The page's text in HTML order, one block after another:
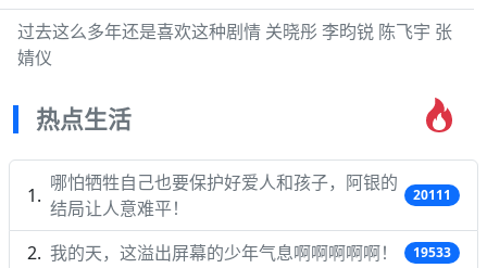
过去这么多年还是喜欢这种剧情 关晓彤 李昀锐 陈飞宇 张
婧仪
热点生活
哪怕牺牲自己也要保护好爱人和孩子，阿银的
结局让人意难平！
20111
我的天，这溢出屏幕的少年气息啊啊啊啊啊！ 19533